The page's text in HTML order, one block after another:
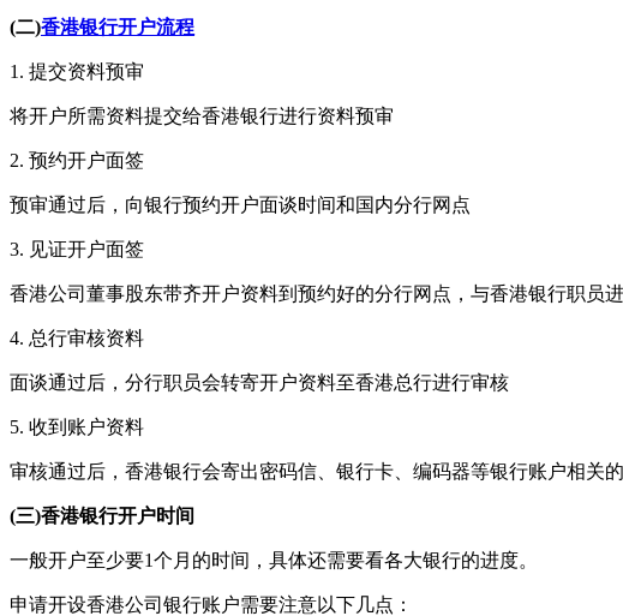
(二)香港银行开户流程
1. 提交资料预审
将开户所需资料提交给香港银行进行资料预审
2. 预约开户面签
预审通过后，向银行预约开户面谈时间和国内分行网点
3. 见证开户面签
香港公司董事股东带齐开户资料到预约好的分行网点，与香港银行职员
4. 总行审核资料
面谈通过后，分行职员会转寄开户资料至香港总行进行审核
5. 收到账户资料
审核通过后，香港银行会寄出密码信、银行卡、编码器等银行账户相关
(三)香港银行开户时间
一般开户至少要1个月的时间，具体还需要看各大银行的进度。
申请开设香港公司银行账户需要注意以下几点：